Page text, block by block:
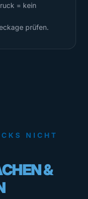
= kein
prüfen.
NICHT
&